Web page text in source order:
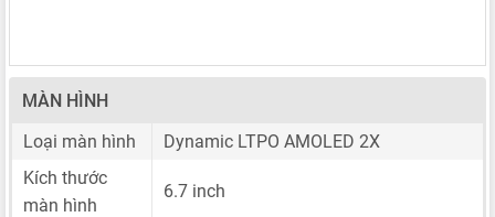
MÀN HÌNH
Loại màn hình
Dynamic LTPO AMOLED 2X
Kích thước
màn hình
6.7 inch